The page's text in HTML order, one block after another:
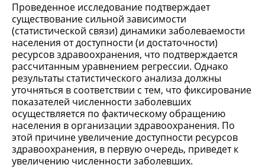
Проведенное исследование подтверждает
существование сильной зависимости
(статистической связи) динамики заболеваемости
населения от доступности (и достаточности)
ресурсов здравоохранения, что подтверждается
рассчитанным уравнением регрессии. Однако
результаты статистического анализа должны
уточняться в соответствии с тем, что фиксирование
показателей численности заболевших
осуществляется по фактическому обращению
населения в организации здравоохранения. По
этой причине увеличение доступности ресурсов
здравоохранения, в первую очередь, приведет к
увеличению численности заболевших.